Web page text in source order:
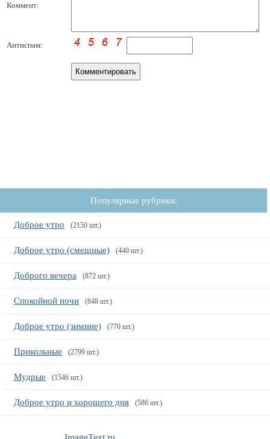
Коммент:
Антиспам:
Популярные рубрики:
Доброе утро (2150 шт.)
Доброе утро (смешные) (440 шт.)
Доброго вечера (872 шт.)
Спокойной ночи (848 шт.)
Доброе утро (зимние) (770 шт.)
Прикольные (2799 шт.)
Мудрые (1546 шт.)
Доброе утро и хорошего дня (586 шт.)